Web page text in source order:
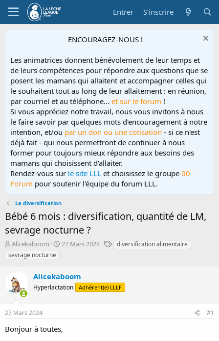
Entrer S'inscrire
ENCOURAGEZ-NOUS !
Les animatrices donnent bénévolement de leur temps et
de leurs compétences pour répondre aux questions que se
posent les mamans qui allaitent et accompagner celles qui
le souhaitent tout au long de leur allaitement : en réunion,
par courriel et au téléphone... et sur le forum !
Si vous appréciez notre travail, nous vous invitons à nous
le faire savoir par quelques mots d'encouragement à notre
intention, et/ou par un don ou une cotisation - si ce n'est
déjà fait - qui nous permettront de continuer à nous
former pour toujours mieux répondre aux besoins des
mamans qui choisissent d'allaiter.
Rendez-vous sur le site LLL et choisissez le groupe 00-
Forum pour soutenir l'équipe du forum LLL.
La diversification
Bébé 6 mois : diversification, quantité de LM,
sevrage nocturne ?
D
é
m
r
r
e
p
r
Alicekaboom
D
d
e
é
t
27 Mars 2024
Tdiversification alimentaire
sevrage nocturne
Alicekaboom
Hyperlactation Adhérent(e) LLLF
27 Mars 2024 #1
Bonjour à toutes,